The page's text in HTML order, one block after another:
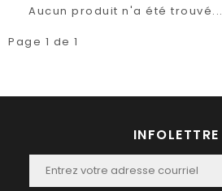
Aucun produit n'a été trouvé...
Page 1 de 1
INFOLETTRE